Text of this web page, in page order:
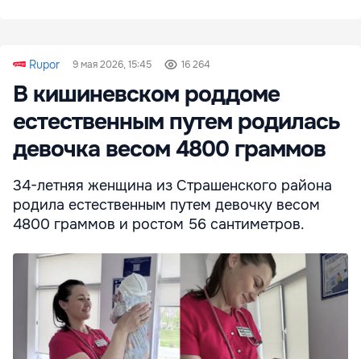
Rupor 9 мая 2026, 15:45 16 264
В кишиневском роддоме
естественным путем родилась
девочка весом 4800 граммов
34-летняя женщина из Страшенского района
родила естественным путем девочку весом
4800 граммов и ростом 56 сантиметров.